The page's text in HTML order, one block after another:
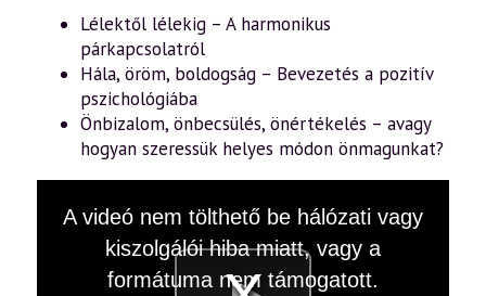
Lélektől lélekig – A harmonikus
párkapcsolatról
Hála, öröm, boldogság – Bevezetés a pozitív
pszichológiába
Önbizalom, önbecsülés, önértékelés – avagy
hogyan szeressük helyes módon önmagunkat?
A videó nem tölthető be hálózati vagy
kiszolgálói hiba miatt, vagy a
formátuma nem támogatott.